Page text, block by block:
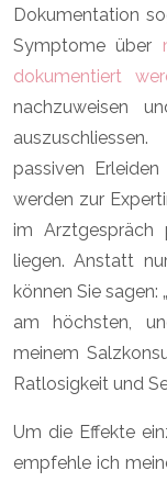
Dokumentation
Symptome über
dokumentiert
nachzuweisen
passiven
werden zur
im Arztgespräch
liegen. Anstatt
können Sie sagen:
am höchsten,
meinem
Ratlosigkeit und
Um die Effekte
empfehle ich